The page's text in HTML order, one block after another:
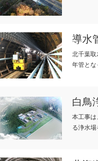
導水
北千葉
年管とな
白鳥
本工事は
る浄水